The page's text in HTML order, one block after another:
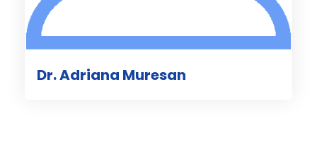
Dr. Adriana Muresan